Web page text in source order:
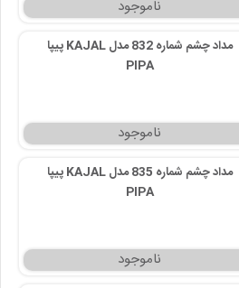
مداد چشم شماره 832 مدل KAJAL پیپا
PIPA
مداد چشم شماره 835 مدل KAJAL پیپا
PIPA